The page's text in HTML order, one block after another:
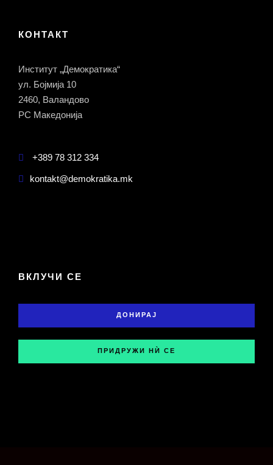
КОНТАКТ
Институт „Демократика“
ул. Бојмија 10
2460, Валандово
РС Македонија
+389 78 312 334
kontakt@demokratika.mk
ВКЛУЧИ СЕ
ДОНИРАЈ
ПРИДРУЖИ НЍ СЕ